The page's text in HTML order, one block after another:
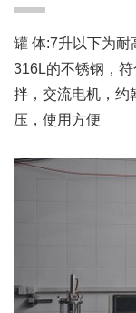
罐 体:7升以下为耐
316L的不锈钢，
拌，交流电机，约
压，使用方便